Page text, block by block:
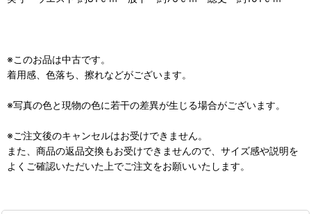
※このお品は中古です。
着用感、色落ち、擦れなどがございます。
※写真の色と現物の色に若干の差異が生じる場合がございます。
※ご注文後のキャンセルはお受けできません。
また、商品の返品交換もお受けできませんので、サイズ感や説明を
よくご確認いただいた上でご注文をお願いいたします。